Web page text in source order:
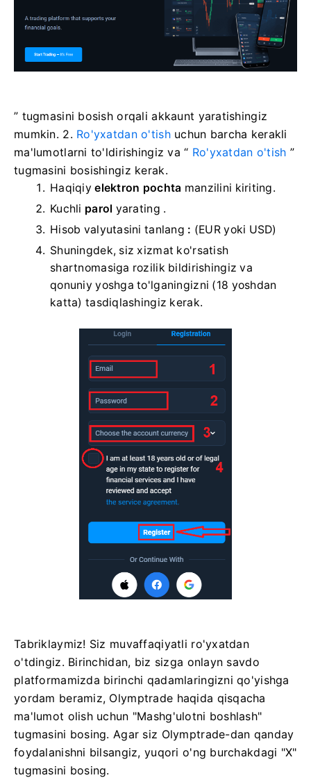
” tugmasini bosish orqali akkaunt yaratishingiz
mumkin. 2. Ro'yxatdan o'tishuchun barcha kerakli
ma'lumotlarni to'ldirishingiz va “ Ro'yxatdan o'tish ”
tugmasini bosishingiz kerak.
Haqiqiyelektron pochta manzilini kiriting.
Kuchli parol yarating .
Hisob valyutasini tanlang : (EUR yoki USD)
Shuningdek, siz xizmat ko'rsatish
shartnomasiga rozilik bildirishingiz va
qonuniy yoshga to'lganingizni (18 yoshdan
katta) tasdiqlashingiz kerak.
Tabriklaymiz! Siz muvaffaqiyatli ro'yxatdan
o'tdingiz. Birinchidan, biz sizga onlayn savdo
platformamizda birinchi qadamlaringizni qo'yishga
yordam beramiz, Olymptrade haqida qisqacha
ma'lumot olish uchun "Mashg'ulotni boshlash"
tugmasini bosing. Agar siz Olymptrade-dan qanday
foydalanishni bilsangiz, yuqori o'ng burchakdagi "X"
tugmasini bosing.